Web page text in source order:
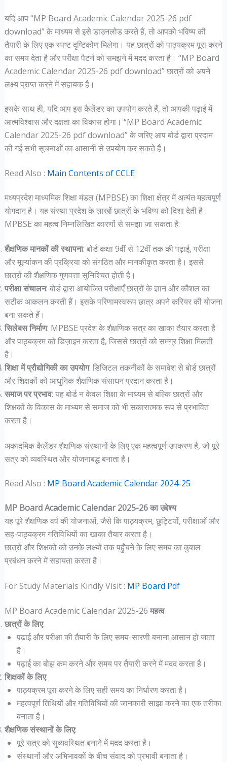
यदि आप “MP Board Academic Calendar 2025-26 pdf
download” के माध्यम से इसे डाउनलोड करते हैं, तो आपको भविष्य की
तैयारी के लिए एक स्पष्ट दृष्टिकोण मिलेगा। यह छात्रों को पाठ्यक्रम पूरा करने
का समय देता है और परीक्षा पैटर्न को समझने में मदद करता है। “MP Board
Academic Calendar 2025-26 pdf download” छात्रों को अपने
लक्ष्य प्राप्त करने में सहायक है।
इसके साथ ही, यदि आप इस कैलेंडर का उपयोग करते हैं, तो आपकी पढ़ाई में
आत्मविश्वास और दक्षता का विकास होगा। “MP Board Academic
Calendar 2025-26 pdf download” के जरिए आप बोर्ड द्वारा प्रदान
की गई सभी सूचनाओं का आसानी से उपयोग कर सकते हैं।
Read Also : Main Contents of CCLE
मध्यप्रदेश माध्यमिक शिक्षा मंडल (MPBSE) का शिक्षा क्षेत्र में अत्यंत महत्वपूर्ण
योगदान है। यह संस्था प्रदेश के लाखों छात्रों के भविष्य को दिशा देती है।
MPBSE का महत्व निम्नलिखित कारणों से समझा जा सकता है:
शैक्षणिक मानकों की स्थापना: बोर्ड कक्षा 9वीं से 12वीं तक की पढ़ाई, परीक्षा
और मूल्यांकन की प्रक्रिया को संगठित और मानकीकृत करता है। इससे
छात्रों की शैक्षणिक गुणवत्ता सुनिश्चित होती है।
परीक्षा संचालन: बोर्ड द्वारा आयोजित परीक्षाएँ छात्रों के ज्ञान और कौशल का
सटीक आकलन करती हैं। इसके परिणामस्वरूप छात्र अपने करियर की योजना
बना सकते हैं।
सिलेबस निर्माण: MPBSE प्रदेश के शैक्षणिक सत्र का खाका तैयार करता है
और पाठ्यक्रम को डिज़ाइन करता है, जिससे छात्रों को समग्र शिक्षा मिलती
है।
शिक्षा में प्रौद्योगिकी का उपयोग: डिजिटल तकनीकों के समावेश से बोर्ड छात्रों
और शिक्षकों को आधुनिक शैक्षणिक संसाधन प्रदान करता है।
समाज पर प्रभाव: यह बोर्ड न केवल शिक्षा के माध्यम से बल्कि छात्रों और
शिक्षकों के विकास के माध्यम से समाज को भी सकारात्मक रूप से प्रभावित
करता है।
अकादमिक कैलेंडर शैक्षणिक संस्थानों के लिए एक महत्वपूर्ण उपकरण है, जो पूरे
सत्र को व्यवस्थित और योजनाबद्ध बनाता है।
Read Also : MP Board Academic Calendar 2024-25
MP Board Academic Calendar 2025-26 का उद्देश्य
यह पूरे शैक्षणिक वर्ष की योजनाओं, जैसे कि पाठ्यक्रम, छुट्टियों, परीक्षाओं और
सह-पाठ्यक्रम गतिविधियों का खाका तैयार करता है।
छात्रों और शिक्षकों को उनके लक्ष्यों तक पहुँचने के लिए समय का कुशल
प्रबंधन करने में सहायता करता है।
For Study Materials Kindly Visit : MP Board Pdf
MP Board Academic Calendar 2025-26 महत्व
छात्रों के लिए:
पढ़ाई और परीक्षा की तैयारी के लिए समय-सारणी बनाना आसान हो जाता
है।
पढ़ाई का बोझ कम करने और समय पर तैयारी करने में मदद करता है।
शिक्षकों के लिए:
पाठ्यक्रम पूरा करने के लिए सही समय का निर्धारण करता है।
महत्वपूर्ण तिथियों और गतिविधियों की जानकारी साझा करने का एक तरीका
बनाता है।
शैक्षणिक संस्थानों के लिए:
पूरे सत्र को सुव्यवस्थित बनाने में मदद करता है।
संस्थानों और अभिभावकों के बीच संवाद को प्रभावी बनाता है।